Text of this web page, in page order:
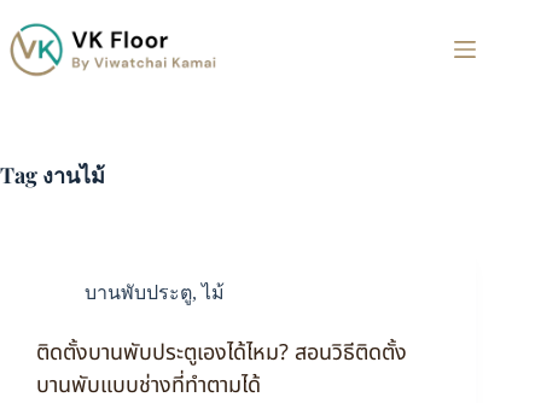
Tag งานไม้
บานพับประตู,ไม้
ติดตั้งบานพับประตูเองได้ไหม? สอนวิธีติดตั้ง
บานพับแบบช่างที่ทำตามได้